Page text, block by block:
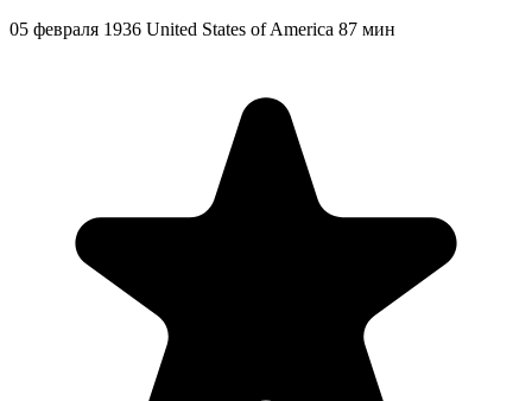
05 февраля 1936 United States of America 87 мин